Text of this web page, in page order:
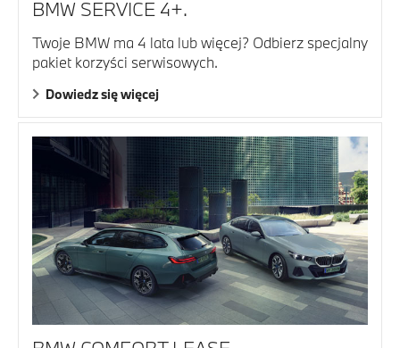
BMW SERVICE 4+.
Twoje BMW ma 4 lata lub więcej? Odbierz specjalny
pakiet korzyści serwisowych.
Dowiedz się więcej